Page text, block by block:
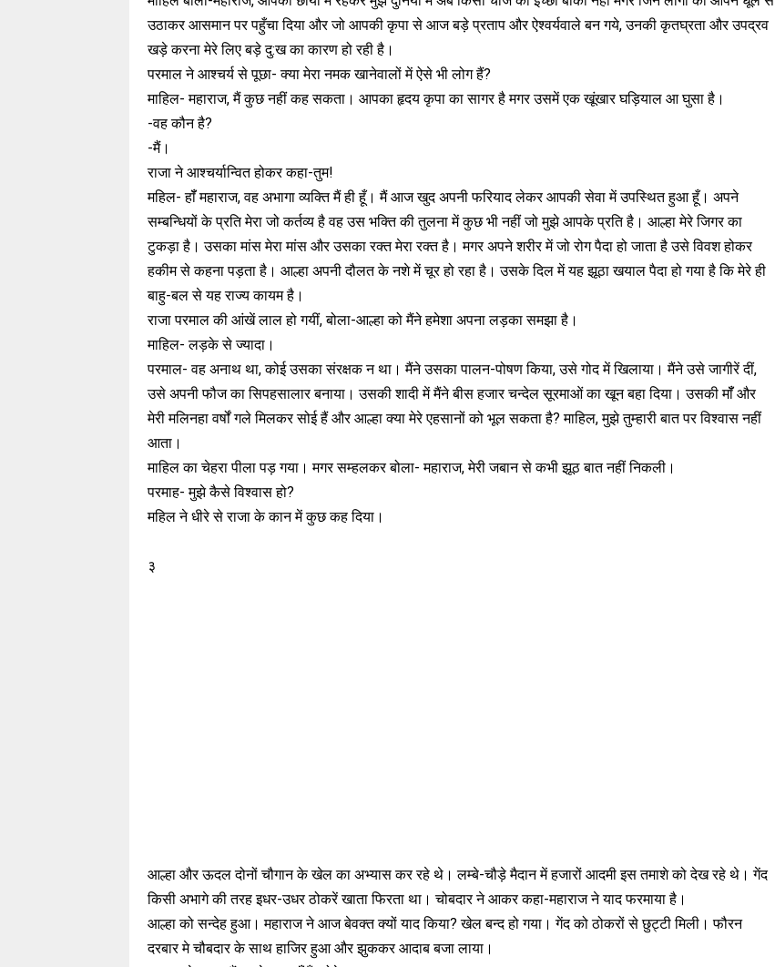
उठाकर आसमान पर पहुँचा दिया और जो आपकी कृपा से आज बड़े प्रताप और ऐश्वर्यवाले बन गये, उनकी कृतघ्रता और उपद्रव
खड़े करना मेरे लिए बड़े दु:ख का कारण हो रही है।
परमाल ने आश्चर्य से पूछा- क्या मेरा नमक खानेवालों में ऐसे भी लोग हैं?
माहिल- महाराज, मैं कुछ नहीं कह सकता। आपका हृदय कृपा का सागर है मगर उसमें एक खूंखार घड़ियाल आ घुसा है।
-वह कौन है?
-मैं।
राजा ने आश्चर्यान्वित होकर कहा-तुम!
महिल- हॉँ महाराज, वह अभागा व्यक्ति मैं ही हूँ। मैं आज खुद अपनी फरियाद लेकर आपकी सेवा में उपस्थित हुआ हूँ। अपने
सम्बन्धियों के प्रति मेरा जो कर्तव्य है वह उस भक्ति की तुलना में कुछ भी नहीं जो मुझे आपके प्रति है। आल्हा मेरे जिगर का
टुकड़ा है। उसका मांस मेरा मांस और उसका रक्त मेरा रक्त है। मगर अपने शरीर में जो रोग पैदा हो जाता है उसे विवश होकर
हकीम से कहना पड़ता है। आल्हा अपनी दौलत के नशे में चूर हो रहा है। उसके दिल में यह झूठा खयाल पैदा हो गया है कि मेरे ही
बाहु-बल से यह राज्य कायम है।
राजा परमाल की आंखें लाल हो गयीं, बोला-आल्हा को मैंने हमेशा अपना लड़का समझा है।
माहिल- लड़के से ज्यादा।
परमाल- वह अनाथ था, कोई उसका संरक्षक न था। मैंने उसका पालन-पोषण किया, उसे गोद में खिलाया। मैंने उसे जागीरें दीं,
उसे अपनी फौज का सिपहसालार बनाया। उसकी शादी में मैंने बीस हजार चन्देल सूरमाओं का खून बहा दिया। उसकी मॉँ और
मेरी मलिनहा वर्षों गले मिलकर सोई हैं और आल्हा क्या मेरे एहसानों को भूल सकता है? माहिल, मुझे तुम्हारी बात पर विश्वास नहीं
आता।
माहिल का चेहरा पीला पड़ गया। मगर सम्हलकर बोला- महाराज, मेरी जबान से कभी झूठ बात नहीं निकली।
परमाह- मुझे कैसे विश्वास हो?
महिल ने धीरे से राजा के कान में कुछ कह दिया।
३
आल्हा और ऊदल दोनों चौगान के खेल का अभ्यास कर रहे थे। लम्बे-चौड़े मैदान में हजारों आदमी इस तमाशे को देख रहे थे। गेंद
किसी अभागे की तरह इधर-उधर ठोकरें खाता फिरता था। चोबदार ने आकर कहा-महाराज ने याद फरमाया है।
आल्हा को सन्देह हुआ। महाराज ने आज बेवक्त क्यों याद किया? खेल बन्द हो गया। गेंद को ठोकरों से छुट्टी मिली। फौरन
दरबार मे चौबदार के साथ हाजिर हुआ और झुककर आदाब बजा लाया।